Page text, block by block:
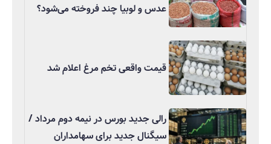
عدس و لوبیا چند فروخته می‌شود؟
قیمت واقعی تخم مرغ اعلام شد
رالی جدید بورس در نیمه دوم مرداد /
سیگنال جدید برای سهامداران